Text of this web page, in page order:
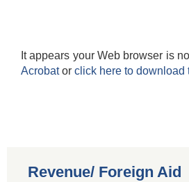
It appears your Web browser is
Acrobator click here to download
Revenue/ Foreign Aid